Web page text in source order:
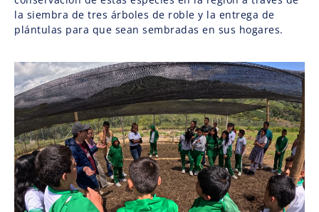
la siembra de tres árboles de roble y la entrega de
plántulas para que sean sembradas en sus hogares.